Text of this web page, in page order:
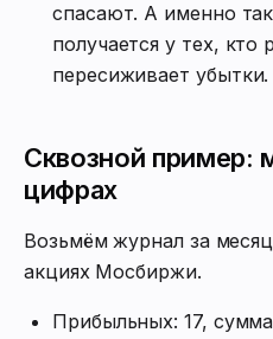
спасают. А именно
получается у тех,
пересиживает убытки.
Сквозной пример:
цифрах
Возьмём журнал за
акциях Мосбиржи.
Прибыльных: 17,